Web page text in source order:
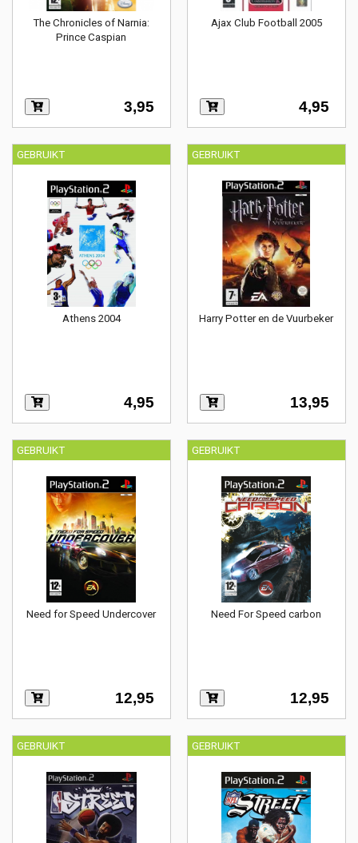
The Chronicles of Narnia:
Prince Caspian
3,95
Ajax Club Football 2005
4,95
GEBRUIKT
Athens 2004
4,95
GEBRUIKT
Harry Potter en de Vuurbeker
13,95
GEBRUIKT
Need for Speed Undercover
12,95
GEBRUIKT
Need For Speed carbon
12,95
GEBRUIKT GEBRUIKT